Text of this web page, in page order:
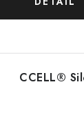
CCELL®